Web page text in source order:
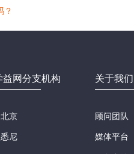
？
益网分支机构
京
尼
关于我们
顾问团队
媒体平台